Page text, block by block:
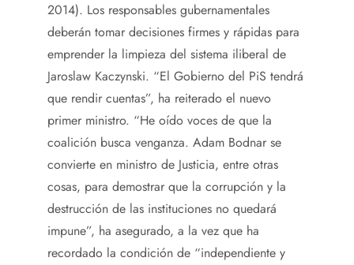
2014). Los responsables gubernamentales
deberán tomar decisiones firmes y rápidas para
emprender la limpieza del sistema iliberal de
Jaroslaw Kaczynski. “El Gobierno del PiS tendrá
que rendir cuentas”, ha reiterado el nuevo
primer ministro. “He oído voces de que la
coalición busca venganza. Adam Bodnar se
convierte en ministro de Justicia, entre otras
cosas, para demostrar que la corrupción y la
destrucción de las instituciones no quedará
impune”, ha asegurado, a la vez que ha
recordado la condición de “independiente y